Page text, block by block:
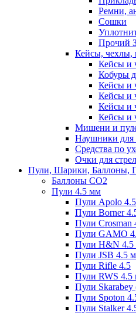
Ремни,
Сошки
Прочий
Кейсы, чехлы,
Кейсы и
Кобуры
Кейсы и
Кейсы и
Кейсы и
Кейсы и
Мишени и
Наушники для
Средства по
Очки для
Пули, Шарики, Баллоны,
Баллоны CO2
Пули 4.5 мм
Пули Apolo
Пули Borner
Пули Crosman
Пули GAMO
Пули H&N
Пули JSB 4.5
Пули Rifle 4.5
Пули RWS 4.5
Пули
Пули Spoton
Пули Stalker